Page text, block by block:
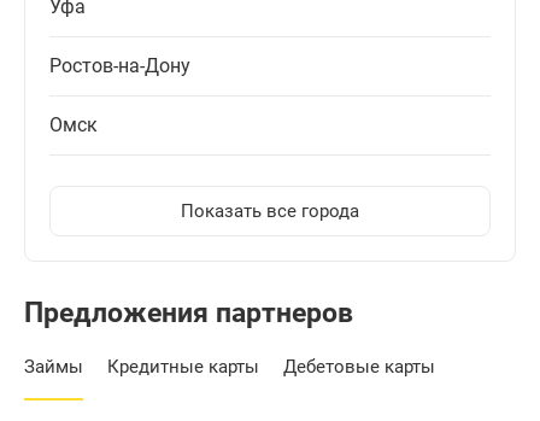
Уфа
Ростов-на-Дону
Омск
Показать все города
Предложения партнеров
Займы Кредитные карты Дебетовые карты